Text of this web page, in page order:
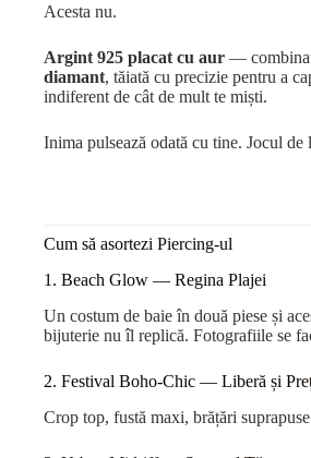
Acesta nu.
Argint 925 placat cu aur —
diamant, tăiată cu precizie pentru a
indiferent de cât de mult te miști.
Inima pulsează odată cu tine. Jocul
Cum să asortezi Piercing-ul
1. Beach Glow — Regina Plajei
Un costum de baie în două piese și
bijuterie nu îl replică. Fotografiile se
2. Festival Boho-Chic — Liberă și
Crop top, fustă maxi, brățări